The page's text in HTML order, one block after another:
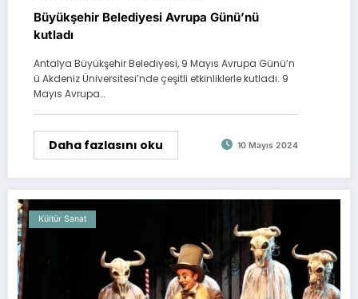
Büyükşehir Belediyesi Avrupa Günü’nü
kutladı
Antalya Büyükşehir Belediyesi, 9 Mayıs Avrupa Günü’n
ü Akdeniz Üniversitesi’nde çeşitli etkinliklerle kutladı. 9
Mayıs Avrupa…
Daha fazlasını oku 10 Mayıs 2024
Kültür Sanat